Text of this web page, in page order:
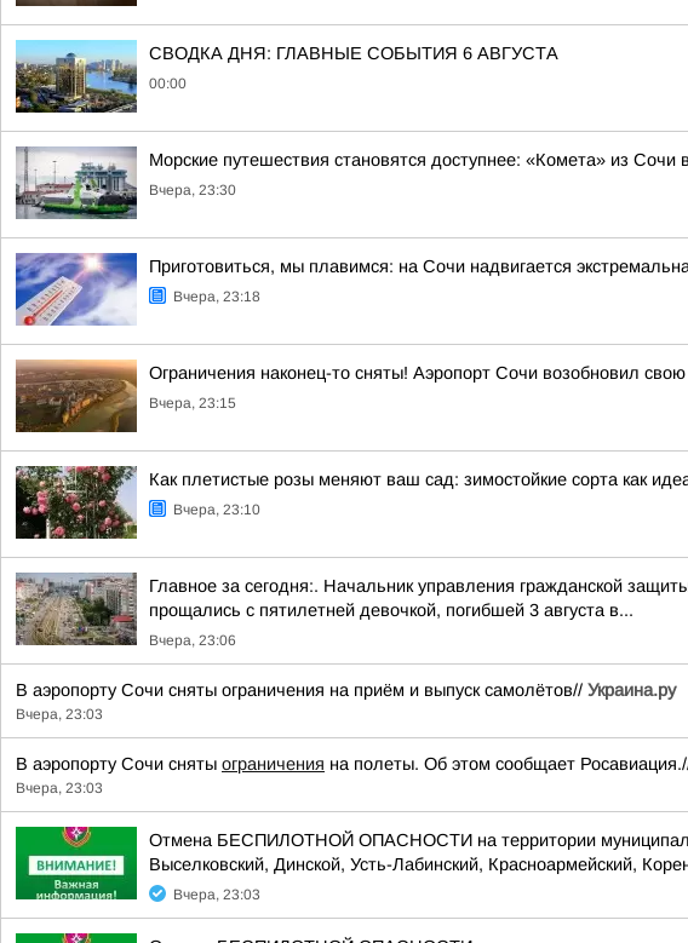
СВОДКА ДНЯ: ГЛАВНЫЕ СОБЫТИЯ 6 АВГУСТА
00:00
Морские путешествия становятся доступнее: «Комета» из
Вчера, 23:30
Приготовиться, мы плавимся: на Сочи надвигается
Вчера, 23:18
Ограничения наконец-то сняты! Аэропорт Сочи возобновил свою
Вчера, 23:15
Как плетистые розы меняют ваш сад: зимостойкие сорта как
Вчера, 23:10
Главное за сегодня:. Начальник управления гражданской
прощались с пятилетней девочкой, погибшей 3 августа в...
Вчера, 23:06
В аэропорту Сочи сняты ограничения на приём и выпуск самолётов// Украина.ру
Вчера, 23:03
В аэропорту Сочи сняты ограничения на полеты. Об этом сообщает
Вчера, 23:03
Отмена БЕСПИЛОТНОЙ ОПАСНОСТИ на территории
Выселковский, Динской, Усть-Лабинский, Красноармейский,
Вчера, 23:03